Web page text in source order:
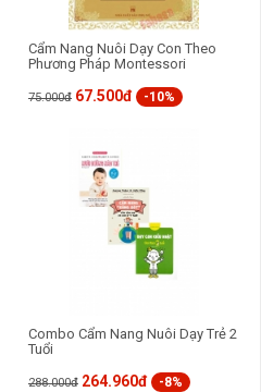
Cẩm Nang Nuôi Dạy Con Theo
Phương Pháp Montessori
75.000đ 67.500đ -10%
Combo Cẩm Nang Nuôi Dạy Trẻ 2
Tuổi
288.000đ 264.960đ -8%